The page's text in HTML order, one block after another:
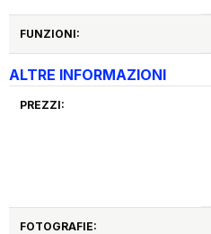
FUNZIONI:
ALTRE INFORMAZIONI
PREZZI:
FOTOGRAFIE: